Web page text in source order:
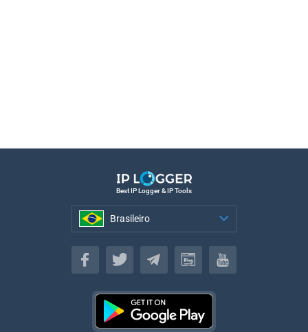
Best IP Logger & IP Tools
Brasileiro
Brasileiro